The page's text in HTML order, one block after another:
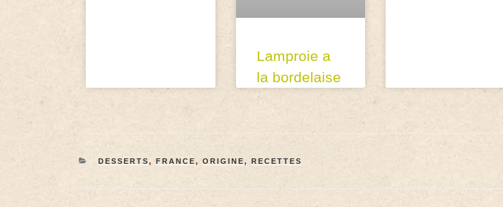
Lamproie a
la bordelaise
DESSERTS, FRANCE, ORIGINE, RECETTES